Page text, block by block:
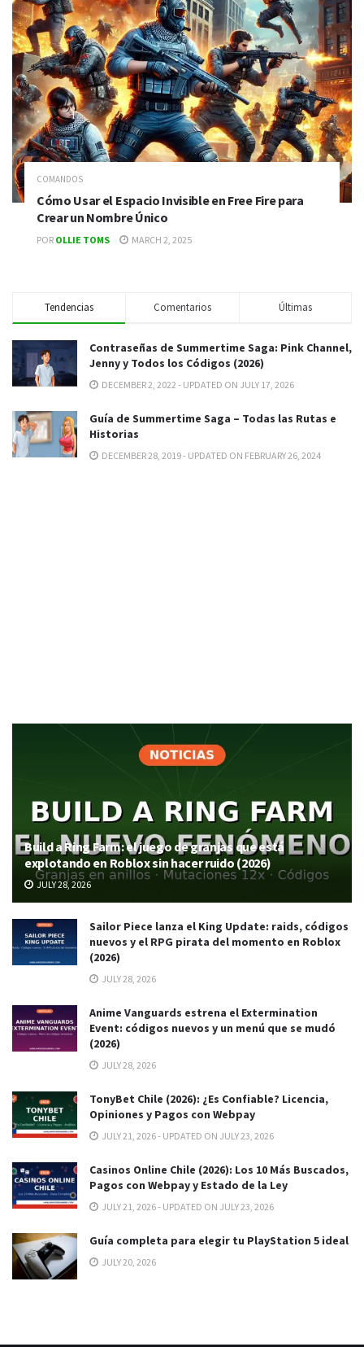
COMANDOS
Cómo Usar el Espacio Invisible en Free Fire para
Crear un Nombre Único
POR OLLIE TOMS MARCH 2, 2025
Tendencias Comentarios Últimas
Contraseñas de Summertime Saga: Pink Channel,
Jenny y Todos los Códigos (2026)
DECEMBER 2, 2022 - UPDATED ON JULY 17, 2026
Guía de Summertime Saga – Todas las Rutas e
Historias
DECEMBER 28, 2019 - UPDATED ON FEBRUARY 26, 2024
Build a Ring Farm: el juego de granjas que está
explotando en Roblox sin hacer ruido (2026)
JULY 28, 2026
Sailor Piece lanza el King Update: raids, códigos
nuevos y el RPG pirata del momento en Roblox
(2026)
JULY 28, 2026
Anime Vanguards estrena el Extermination
Event: códigos nuevos y un menú que se mudó
(2026)
JULY 28, 2026
TonyBet Chile (2026): ¿Es Confiable? Licencia,
Opiniones y Pagos con Webpay
JULY 21, 2026 - UPDATED ON JULY 23, 2026
Casinos Online Chile (2026): Los 10 Más Buscados,
Pagos con Webpay y Estado de la Ley
JULY 21, 2026 - UPDATED ON JULY 23, 2026
Guía completa para elegir tu PlayStation 5 ideal
JULY 20, 2026